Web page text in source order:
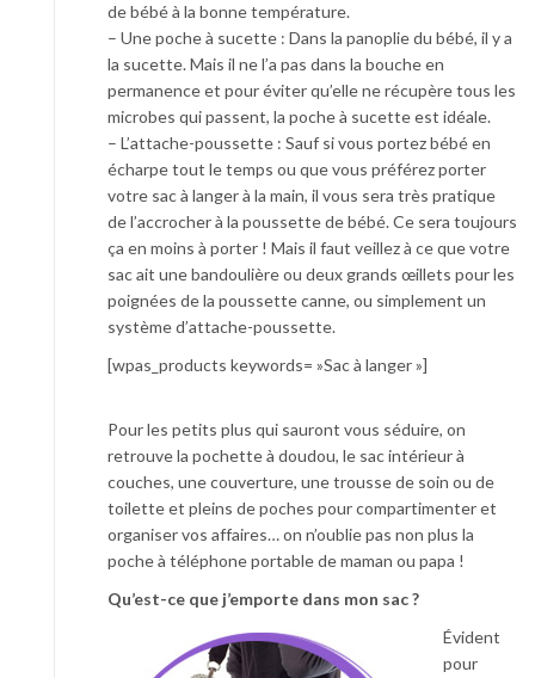
de bébé à la bonne température.
– Une poche à sucette : Dans la panoplie du bébé, il y a
la sucette. Mais il ne l’a pas dans la bouche en
permanence et pour éviter qu’elle ne récupère tous les
microbes qui passent, la poche à sucette est idéale.
– L’attache-poussette : Sauf si vous portez bébé en
écharpe tout le temps ou que vous préférez porter
votre sac à langer à la main, il vous sera très pratique
de l’accrocher à la poussette de bébé. Ce sera toujours
ça en moins à porter ! Mais il faut veillez à ce que votre
sac ait une bandoulière ou deux grands œillets pour les
poignées de la poussette canne, ou simplement un
système d’attache-poussette.
[wpas_products keywords= »Sac à langer »]
Pour les petits plus qui sauront vous séduire, on
retrouve la pochette à doudou, le sac intérieur à
couches, une couverture, une trousse de soin ou de
toilette et pleins de poches pour compartimenter et
organiser vos affaires… on n’oublie pas non plus la
poche à téléphone portable de maman ou papa !
Qu’est-ce que j’emporte dans mon sac ?
Évident
pour